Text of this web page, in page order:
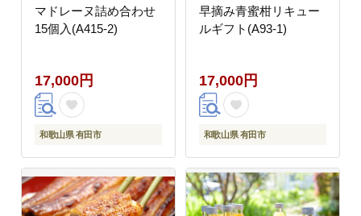
マドレーヌ詰め合わせ
15個入(A415-2)
17,000円
和歌山県 有田市
早摘み青蜜柑リキュー
ルギフト(A93-1)
17,000円
和歌山県 有田市